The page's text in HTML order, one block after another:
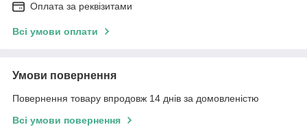
Оплата за реквізитами
Всі умови оплати
Умови повернення
Повернення товару впродовж 14 днів за домовленістю
Всі умови повернення